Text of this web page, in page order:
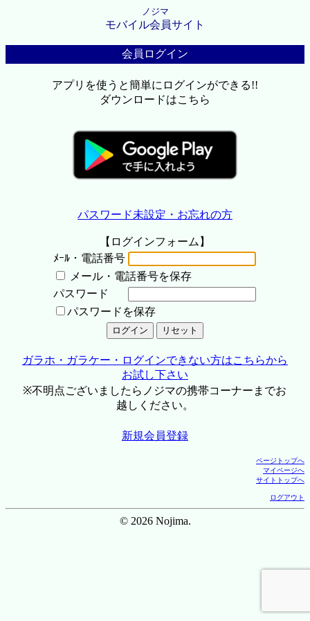
ノジマ
モバイル会員サイト
会員ログイン
アプリを使うと簡単にログインができる!!
ダウンロードはこちら
パスワード未設定・お忘れの方
【ログインフォーム】
ﾒｰﾙ・電話番号
メール・電話番号を保存
パスワード
パスワードを保存
ガラホ・ガラケー・ログインできない方はこちらから
お試し下さい
※不明点ございましたらノジマの携帯コーナーまでお
越しください。
新規会員登録
ページトップへ
マイページへ
サイトトップへ
ログアウト
© 2026 Nojima.